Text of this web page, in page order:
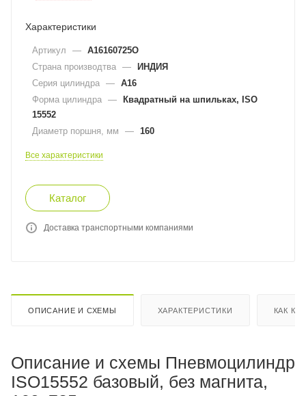
Характеристики
Артикул — A16160725O
Страна производтва — ИНДИЯ
Серия цилиндра — A16
Форма цилиндра — Квадратный на шпильках, ISO
15552
Диаметр поршня, мм
— 160
Все характеристики
Каталог
Доставка транспортными компаниями
ОПИСАНИЕ И СХЕМЫ ХАРАКТЕРИСТИКИ КАК
Описание и схемы Пневмоцилиндр
ISO15552 базовый, без магнита,